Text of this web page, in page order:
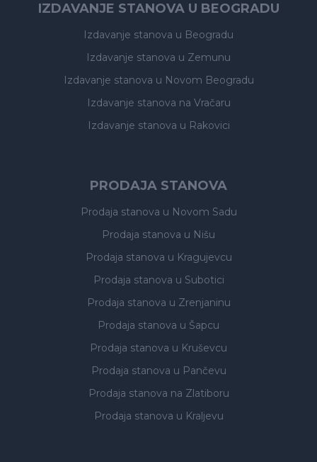
IZDAVANJE STANOVA U BEOGRADU
Izdavanje stanova u Beogradu
Izdavanje stanova u Zemunu
Izdavanje stanova u Novom Beogradu
Izdavanje stanova na Vračaru
Izdavanje stanova u Rakovici
PRODAJA STANOVA
Prodaja stanova u Novom Sadu
Prodaja stanova u Nišu
Prodaja stanova u Kragujevcu
Prodaja stanova u Subotici
Prodaja stanova u Zrenjaninu
Prodaja stanova u Šapcu
Prodaja stanova u Kruševcu
Prodaja stanova u Pančevu
Prodaja stanova na Zlatiboru
Prodaja stanova u Kraljevu